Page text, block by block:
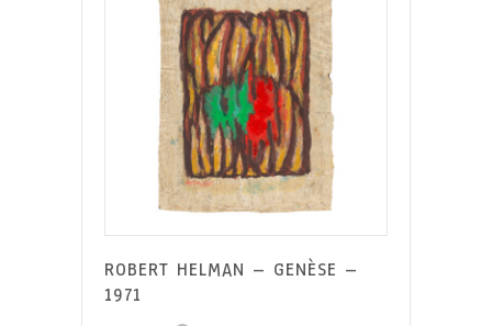
ROBERT HELMAN – GENÈSE –
1971